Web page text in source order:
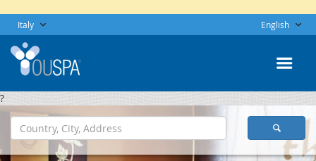
Italy English
?